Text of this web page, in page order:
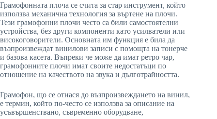
Грамофонната плоча се счита за стар инструмент, който
използва механична технология за въртене на плочи.
Тези грамофонни плочи често са били самостоятелни
устройства, без други компоненти като усилватели или
високоговорители. Основната им функция е била да
възпроизвеждат винилови записи с помощта на тонерче
и базова касета. Въпреки че може да имат ретро чар,
грамофонните плочи имат своите недостатъци по
отношение на качеството на звука и дълготрайността.
Грамофон, що се отнася до възпроизвеждането на винил,
е термин, който по-често се използва за описание на
усъвършенствано, съвременно оборудване,